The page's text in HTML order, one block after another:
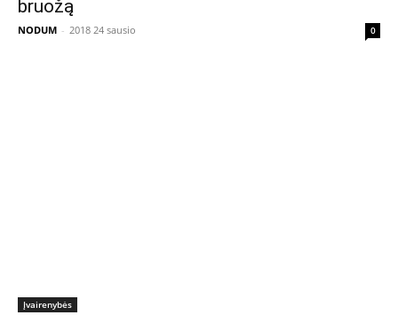
bruožą
NODUM - 2018 24 sausio 0
Įvairenybės